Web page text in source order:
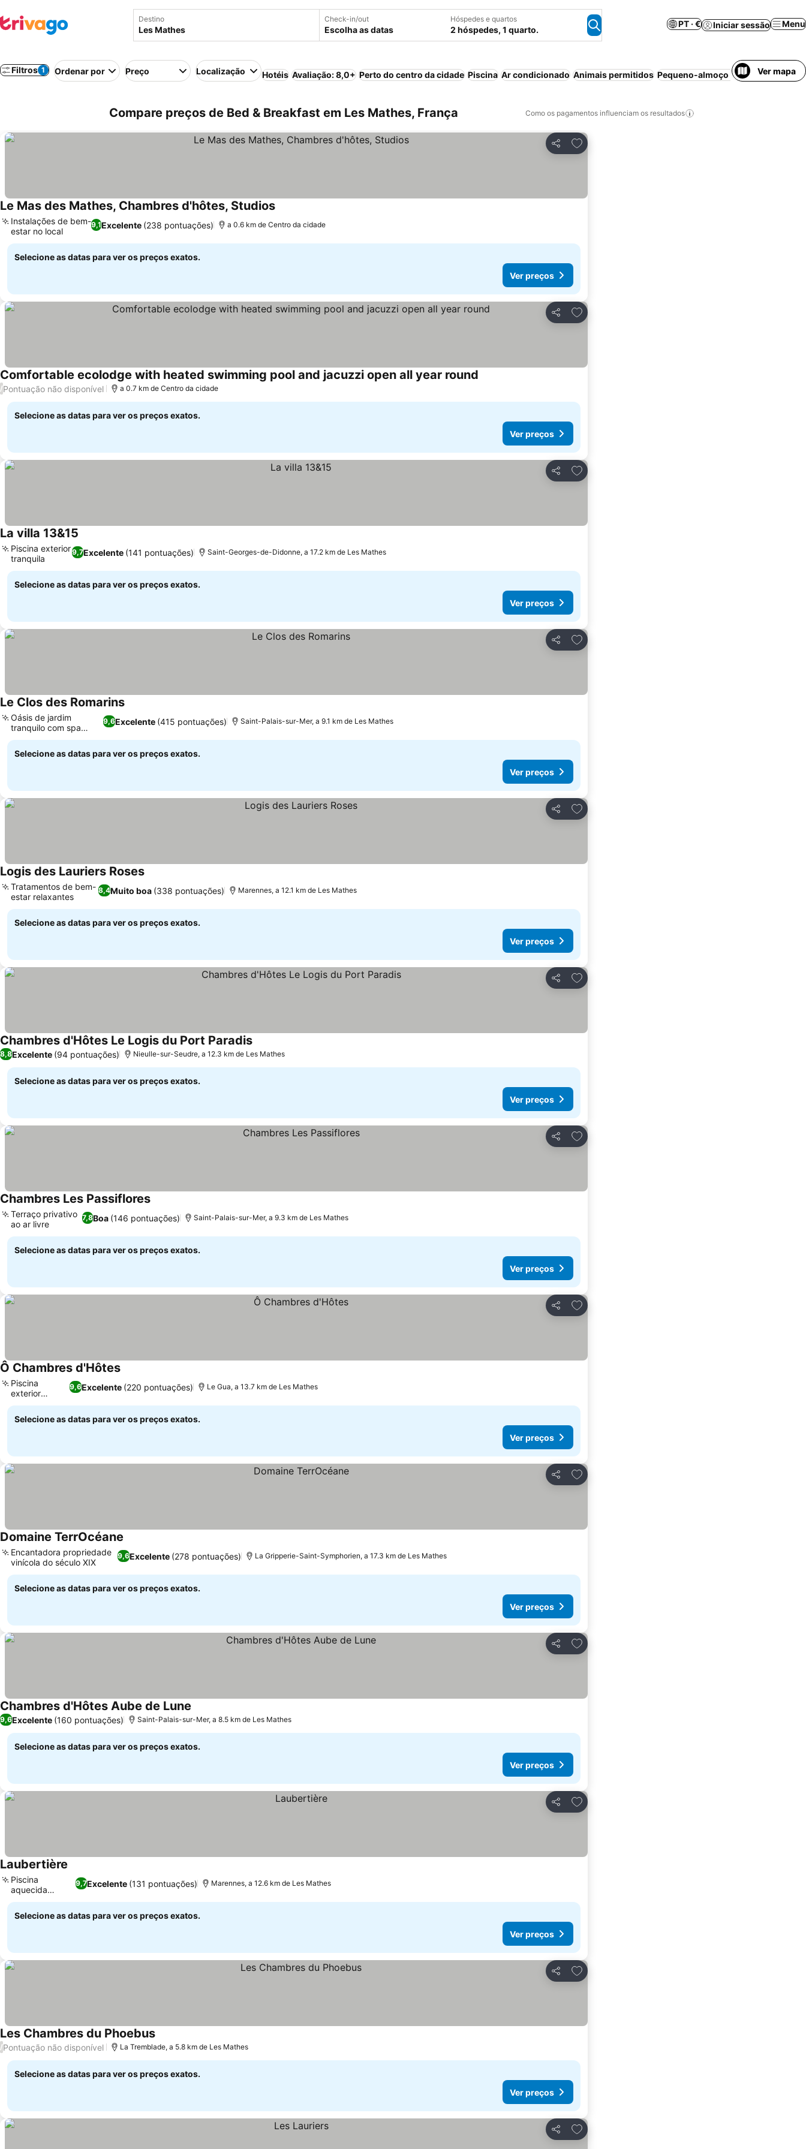
Destino Check-in/out
Escolha as datas
Hóspedes e quartos
2 hóspedes, 1 quarto.
PT · € Iniciar sessão Menu
Filtros 1 Ordenar por Preço Localização Hotéis Avaliação: 8,0+ Perto do centro da cidade Piscina Ar condicionado Animais permitidos Pequeno-almoço incluído Casa/
Ver mapa
Compare preços de Bed & Breakfast em Les Mathes, França Como os pagamentos influenciam os resultados
Partilhar
Adicionar aos favoritos
Le Mas des Mathes, Chambres d'hôtes, StudiosVer preços
9,1Excelente (238 pontuações)
Instalações de bem-
estar no local
a 0.6 km de Centro da cidade
Selecione as datas para ver os preços exatos.
Ver preços
Partilhar
Adicionar aos favoritos
Comfortable ecolodge with heated swimming pool and jacuzzi open all year round
/Pontuação não disponível a 0.7 km de Centro da cidade
Selecione as datas para ver os preços exatos.
Ver preços
Partilhar
Adicionar aos favoritos
La villa 13&15
9,7Excelente (141 pontuações)
Piscina exterior
tranquila
Saint-Georges-de-Didonne, a 17.2 km de Les Mathes
Selecione as datas para ver os preços exatos.
Ver preços
Partilhar
Adicionar aos favoritos
Le Clos des RomarinsVer preços
9,6Excelente (415 pontuações)
Oásis de jardim
tranquilo com spa
único
Saint-Palais-sur-Mer, a 9.1 km de Les Mathes
Selecione as datas para ver os preços exatos.
Ver preços
Partilhar
Adicionar aos favoritos
Logis des Lauriers RosesVer preços
8,4Muito boa (338 pontuações)
Tratamentos de bem-
estar relaxantes
Marennes, a 12.1 km de Les Mathes
Selecione as datas para ver os preços exatos.
Ver preços
Partilhar
Adicionar aos favoritos
Chambres d'Hôtes Le Logis du Port ParadisVer preços
8,8Excelente (94 pontuações) Nieulle-sur-Seudre, a 12.3 km de Les Mathes
Selecione as datas para ver os preços exatos.
Ver preços
Partilhar
Adicionar aos favoritos
Chambres Les PassifloresVer preços
7,8Boa (146 pontuações)
Terraço privativo
ao ar livre
Saint-Palais-sur-Mer, a 9.3 km de Les Mathes
Selecione as datas para ver os preços exatos.
Ver preços
Partilhar
Adicionar aos favoritos
Ô Chambres d'HôtesVer preços
9,6Excelente (220 pontuações)
Piscina
exterior
sazonal
Le Gua, a 13.7 km de Les Mathes
Selecione as datas para ver os preços exatos.
Ver preços
Partilhar
Adicionar aos favoritos
Domaine TerrOcéane
9,6Excelente (278 pontuações)
Encantadora propriedade
vinícola do século XIX
La Gripperie-Saint-Symphorien, a 17.3 km de Les Mathes
Selecione as datas para ver os preços exatos.
Ver preços
Partilhar
Adicionar aos favoritos
Chambres d'Hôtes Aube de Lune
9,6Excelente (160 pontuações) Saint-Palais-sur-Mer, a 8.5 km de Les Mathes
Selecione as datas para ver os preços exatos.
Ver preços
Partilhar
Adicionar aos favoritos
Laubertière
9,7Excelente (131 pontuações)
Piscina
aquecida
privativa
Marennes, a 12.6 km de Les Mathes
Selecione as datas para ver os preços exatos.
Ver preços
Partilhar
Adicionar aos favoritos
Les Chambres du PhoebusVer preços
/Pontuação não disponível La Tremblade, a 5.8 km de Les Mathes
Selecione as datas para ver os preços exatos.
Ver preços
Partilhar
Adicionar aos favoritos